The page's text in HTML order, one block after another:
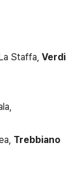
Staffa, Verdi
Trebbiano